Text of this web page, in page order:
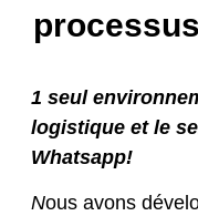
1 seul
logistique et le
Whatsapp!
Nous avons